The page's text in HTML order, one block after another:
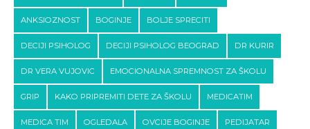
ANKSIOZNOST BOGINJE BOLJE SPRECITI
DECIJI PSIHOLOG DECIJI PSIHOLOG BEOGRAD DR KURIR
DR VERA VUJOVIC EMOCIONALNA SPREMNOST ZA ŠKOLU
GRIP KAKO PRIPREMITI DETE ZA ŠKOLU MEDICATIM
MEDICA TIM OGLEDALA OVCIJE BOGINJE PEDIJATAR